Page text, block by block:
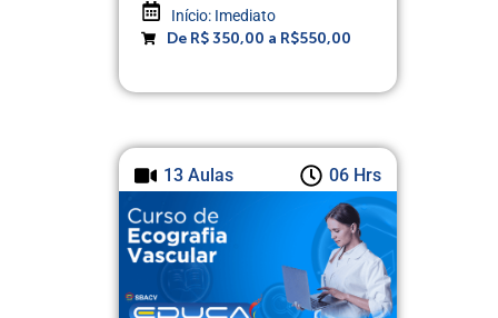
Início: Imediato
De R$ 350,00 a R$550,00
13 Aulas 06 Hrs